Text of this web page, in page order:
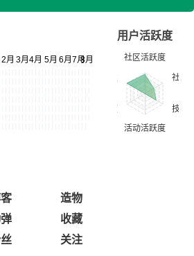
用户活跃度
造物
收藏
关注